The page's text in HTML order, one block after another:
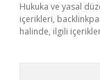
Hukuka ve yasal
içerikleri,
halinde, ilgili